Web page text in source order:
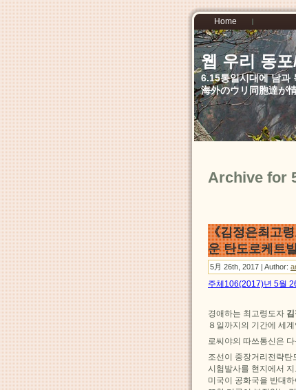
Home
웹 우리 동
6.15통일시대에 남과
海外のウリ同胞達が
Archive for
《김정은최고
운 탄도로케트
5月 26th, 2017 | Author:
주체106(2017)년 5월
경애하는 최고령도자
８일까지의 기간에 세
로씨야의 따쓰통신은
조선이 중장거리전략탄
시험발사를 현지에서
미국이 공화국을 반대